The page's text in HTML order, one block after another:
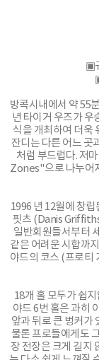
▣
방콕시내에서 약 55
년 타이거 우즈가 우
식을 개최하여 더욱
잔디는 다른 어느 곳
처럼 부드럽다. 저
Zones"으로 나누어
1996 년 12월에 창
핏츠 (Danis
일반회원들서부터
같은 어려운 시합까
야드의 코스 (프로티
18개 홀 모두가 쉽
야드 6번 홀은 과히
앞과 뒤로 큰 벙커가
물론 프로들에게도
장 전장은 크게 길지